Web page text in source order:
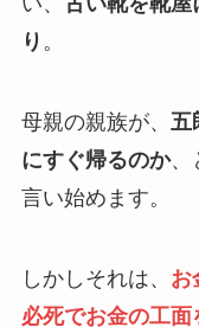
り 。
母親の親族が、 五
にすぐ帰るのか、
言い始めます。
しかしそれは、 お
必死でお金の工